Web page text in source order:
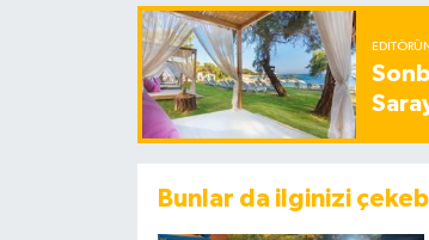
Bunlar da ilginizi